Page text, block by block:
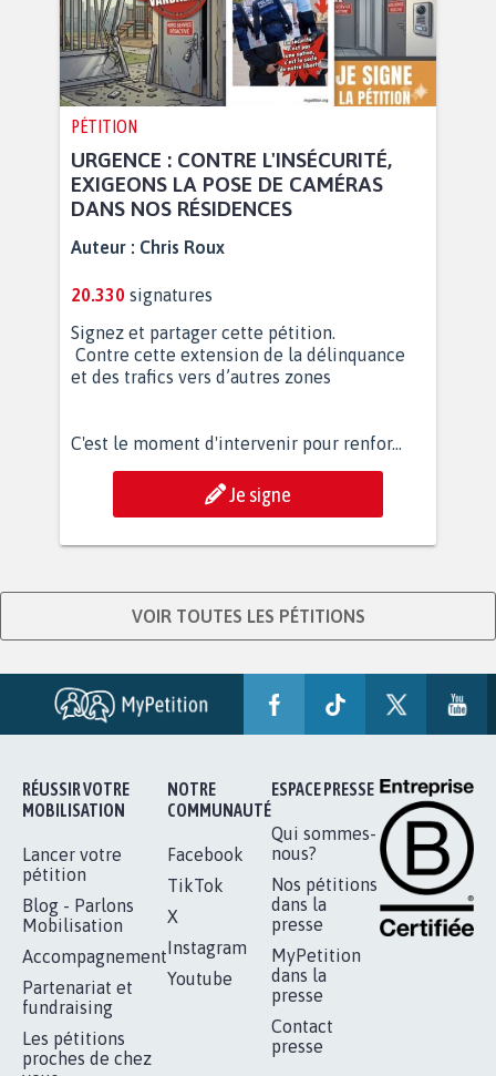
PÉTITION
URGENCE : CONTRE L'INSÉCURITÉ,
EXIGEONS LA POSE DE CAMÉRAS
DANS NOS RÉSIDENCES
Auteur : Chris Roux
20.330 signatures
Signez et partager cette pétition.
Contre cette extension de la délinquance
et des trafics vers d’autres zones
C'est le moment d'intervenir pour renfor...
Je signe
VOIR TOUTES LES PÉTITIONS
RÉUSSIR VOTRE
MOBILISATION
Lancer votre
pétition
Blog - Parlons
Mobilisation
Accompagnement
Partenariat et
fundraising
Les pétitions
proches de chez
NOTRE
COMMUNAUTÉ
Facebook
TikTok
X
Instagram
Youtube
ESPACE PRESSE
Qui sommes-
nous?
Nos pétitions
dans la
presse
MyPetition
dans la
presse
Contact
presse